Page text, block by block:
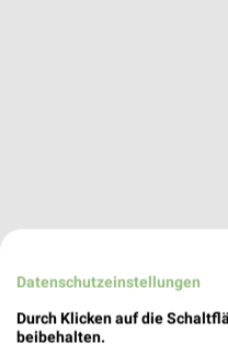
Datenschutzeinstellungen
Durch Klicken auf die
beibehalten.